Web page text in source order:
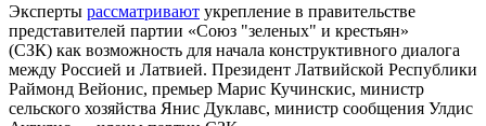
Эксперты рассматривают укрепление в правительстве
представителей партии «Союз "зеленых" и крестьян»
(СЗК) как возможность для начала конструктивного диалога
между Россией и Латвией. Президент Латвийской Республики
Раймонд Вейонис, премьер Марис Кучинскис, министр
сельского хозяйства Янис Дуклавс, министр сообщения Улдис